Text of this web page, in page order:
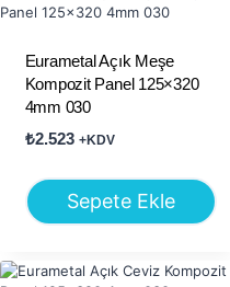
Eurametal Açık Meşe
Kompozit Panel 125×320
4mm 030
₺2.523 +KDV
Sepete Ekle